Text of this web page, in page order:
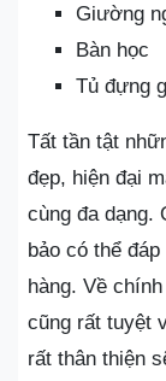
Giường
Bàn học
Tủ đựng
Tất tần tật
đẹp, hiện đại
cùng đa dạng.
bảo có thể
hàng. Về
cũng rất tuyệt
rất thân thiện